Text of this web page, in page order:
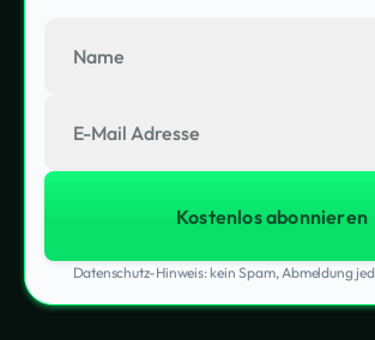
Datenschutz-Hinweis: kein Spam, Abmeldung